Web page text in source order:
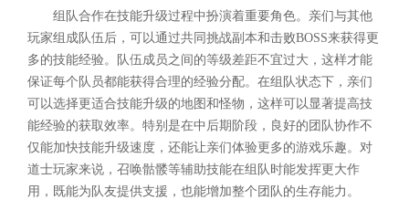
组队合作在技能升级过程中扮演着重要角色。亲们与其他
玩家组成队伍后，可以通过共同挑战副本和击败BOSS来获得更
多的技能经验。队伍成员之间的等级差距不宜过大，这样才能
保证每个队员都能获得合理的经验分配。在组队状态下，亲们
可以选择更适合技能升级的地图和怪物，这样可以显著提高技
能经验的获取效率。特别是在中后期阶段，良好的团队协作不
仅能加快技能升级速度，还能让亲们体验更多的游戏乐趣。对
道士玩家来说，召唤骷髅等辅助技能在组队时能发挥更大作
用，既能为队友提供支援，也能增加整个团队的生存能力。